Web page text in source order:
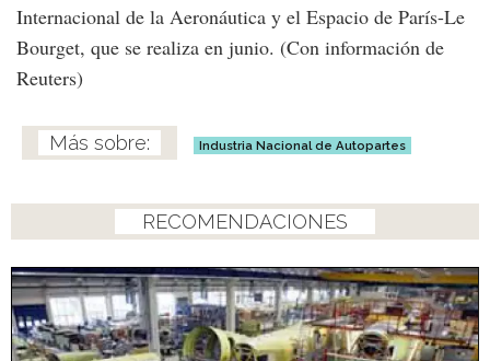
Internacional de la Aeronáutica y el Espacio de París-Le
Bourget, que se realiza en junio. (Con información de
Reuters)
Industria Nacional de Autopartes
RECOMENDACIONES